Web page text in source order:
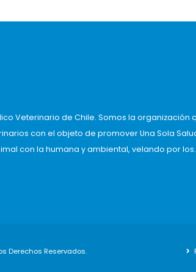
Veterinario de Chile. Somos la organización
con el objeto de promover Una Sola
con la humana y ambiental, velando por
Derechos Reservados.